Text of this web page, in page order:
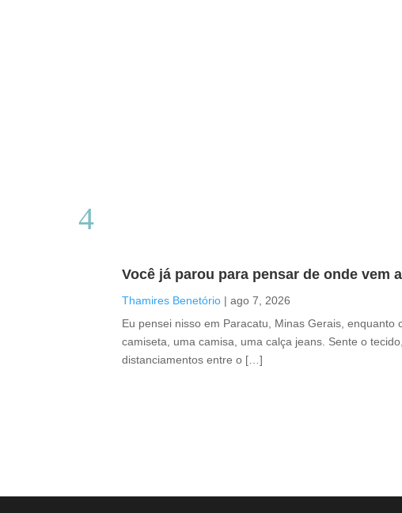
Você já parou para pensar de onde vem
Thamires Benetório | ago 7, 2026
Eu pensei nisso em Paracatu, Minas Gerais,
camiseta, uma camisa, uma calça jeans. Sente o
distanciamentos entre o […]